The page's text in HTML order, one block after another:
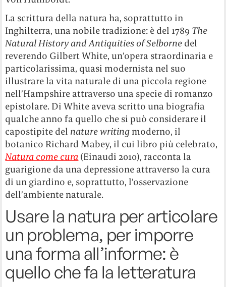
La scrittura della natura ha, soprattutto in
Inghilterra, una nobile tradizione: è del 1789 The
Natural History and Antiquities of Selborne del
reverendo Gilbert White, un’opera straordinaria e
particolarissima, quasi modernista nel suo
illustrare la vita naturale di una piccola regione
nell’Hampshire attraverso una specie di romanzo
epistolare. Di White aveva scritto una biografia
qualche anno fa quello che si può considerare il
capostipite del nature writing moderno, il
botanico Richard Mabey, il cui libro più celebrato,
Natura come cura (Einaudi 2010), racconta la
guarigione da una depressione attraverso la cura
di un giardino e, soprattutto, l’osservazione
dell’ambiente naturale.
Usare la natura per articolare
un problema, per imporre
una forma all’informe: è
quello che fa la letteratura